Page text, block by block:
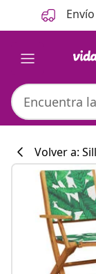
Anterior
Siguiente
Volver a: